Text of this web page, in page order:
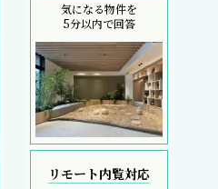
気になる物件を
5分以内で回答
リモート内覧対応